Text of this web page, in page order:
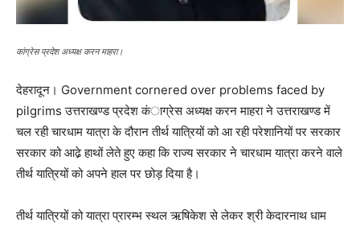
कांग्रेस प्रदेश अध्यक्ष करन माहरा।
देहरादून। Government cornered over problems faced by
pilgrims उत्तराखण्ड प्रदेश कंाग्रेस अध्यक्ष करन माहरा ने उत्तराखण्ड में
चल रही चारधाम यात्रा के दौरान तीर्थ यात्रियों को आ रही परेशानियों पर सरकार
सरकार को आढे़ हाथों लेते हुए कहा कि राज्य सरकार ने चारधाम यात्रा करने वाले
तीर्थ यात्रियों को अपने हाल पर छोड़ दिया है।
तीर्थ यात्रियों को यात्रा प्रारम्भ स्थल ऋषिकेश से लेकर श्री केदारनाथ धाम